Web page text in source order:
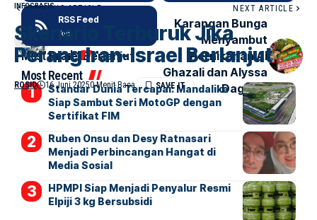
PREVIOUS ARTICLE
Skenario Terburuk
Jika Perang Iran-
Israel Berlanjut
NEXT ARTICLE
Karangan Bunga
Menyambut
Pernikahan Al
Ghazali dan Alyssa
Daguise
RSS Feed
Ikuti
Most Read
Most Recent
Standar Dunia Tercapai: Mandalika
Siap Sambut Seri MotoGP dengan
Sertifikat FIM
Ruben Onsu dan Desy Ratnasari
Menjadi Perbincangan Hangat di
Media Sosial
HPMPI Siap Menjadi Penyalur Resmi
Elpiji 3 kg Bersubsidi
INFOGRAFIS
Skenario Terburuk Jika
Perang Iran-Israel Berlanjut
ROSID 16 Juni 20250 Menit Baca